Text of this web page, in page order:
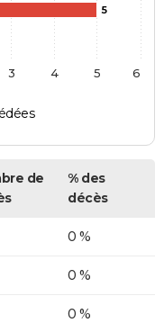
5
3 4 5 6
de
% des
décès
0 %
0 %
0 %